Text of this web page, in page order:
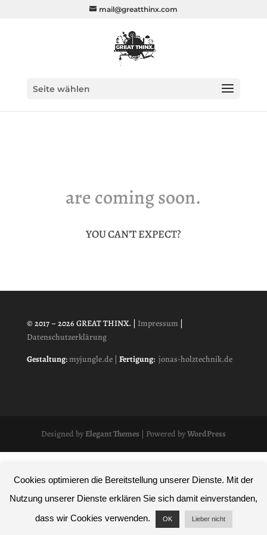
mail@greatthinx.com
Seite wählen
are coming soon.
YOU CAN’T EXPECT?
© 2017 –2026 GREAT THINX. | Impressum |
Datenschutzerklärung
Gestaltung:myjungle.de | Fertigung: jonas-holztechnik.de
Designed byElegant Themes | Powered byWordPress
Cookies optimieren die Bereitstellung unserer Dienste. Mit der
Nutzung unserer Dienste erklären Sie sich damit einverstanden,
dass wir Cookies verwenden.
OK Lieber nicht